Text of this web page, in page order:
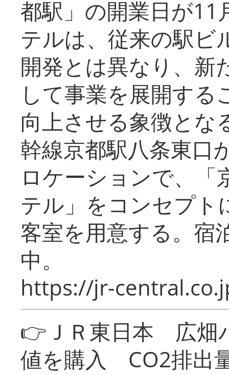
都駅」の開業日が11
テルは、従来の駅ビ
開発とは異なり、新
して事業を展開する
向上させる象徴とな
幹線京都駅八条東口
ロケーションで、「
テル」をコンセプト
客室を用意する。宿
中。
https://jr-
👉ＪＲ東日本 広畑
値を購入 CO2排出